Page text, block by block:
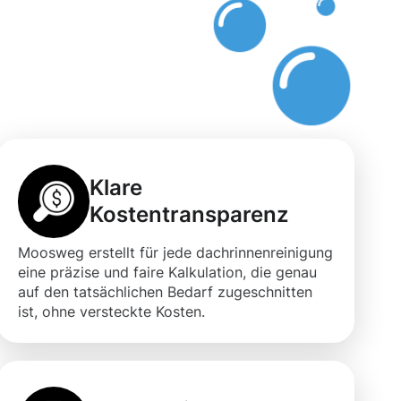
Klare
Kostentransparenz
Moosweg erstellt für jede dachrinnenreinigung
eine präzise und faire Kalkulation, die genau
auf den tatsächlichen Bedarf zugeschnitten
ist, ohne versteckte Kosten.